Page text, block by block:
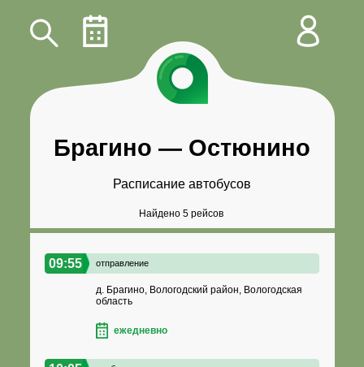
Брагино — Остюнино
Расписание автобусов
Найдено 5 рейсов
09:55 отправление
д. Брагино, Вологодский район, Вологодская
область
ежедневно